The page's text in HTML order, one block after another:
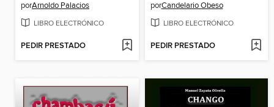
porArnoldo Palacios
LIBRO ELECTRÓNICO
PEDIR PRESTADO
porCandelario Obeso
LIBRO ELECTRÓNICO
PEDIR PRESTADO